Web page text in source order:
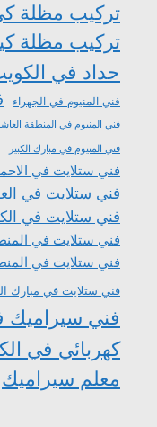
تركيب مظلة
تركيب مظلة
حداد في
فني المنيوم في الجهراء
فني المنيوم في المنطقة
فني المنيوم في مبارك الكبير
فني ستلايت في
فني ستلايت في
فني ستلايت في
فني ستلايت في
فني ستلايت في
فني ستلايت في مبارك
فني سيراميك
كهربائي في
معلم سيراميك